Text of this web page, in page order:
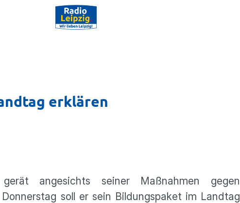
erklären
angesichts seiner Maßnahmen gegen
soll er sein Bildungspaket im Landtag